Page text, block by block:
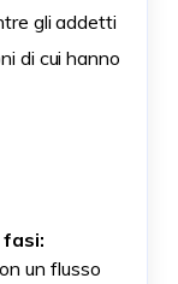
gli addetti
di cui hanno
un flusso